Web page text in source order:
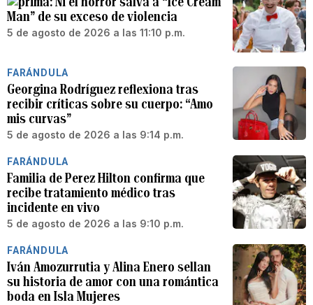
Man” de su exceso de violencia
5 de agosto de 2026 a las 11:10 p.m.
FARÁNDULA
Georgina Rodríguez reflexiona tras
recibir críticas sobre su cuerpo: “Amo
mis curvas”
5 de agosto de 2026 a las 9:14 p.m.
FARÁNDULA
Familia de Perez Hilton confirma que
recibe tratamiento médico tras
incidente en vivo
5 de agosto de 2026 a las 9:10 p.m.
FARÁNDULA
Iván Amozurrutia y Alina Enero sellan
su historia de amor con una romántica
boda en Isla Mujeres